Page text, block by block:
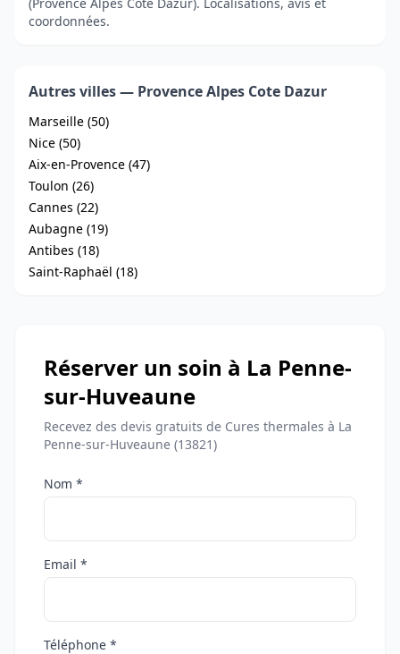
coordonnées.
Autres villes — Provence Alpes Cote Dazur
Marseille (50)
Nice (50)
Aix-en-Provence (47)
Toulon (26)
Cannes (22)
Aubagne (19)
Antibes (18)
Saint-Raphaël (18)
Réserver un soin à La Penne-
sur-Huveaune
Recevez des devis gratuits de Cures thermales à La
Penne-sur-Huveaune (13821)
Nom *
Email *
Téléphone *